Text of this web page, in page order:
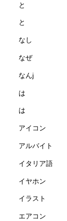
と
と
なし
なぜ
なんj
は
は
アイコン
アルバイト
イタリア語
イヤホン
イラスト
エアコン